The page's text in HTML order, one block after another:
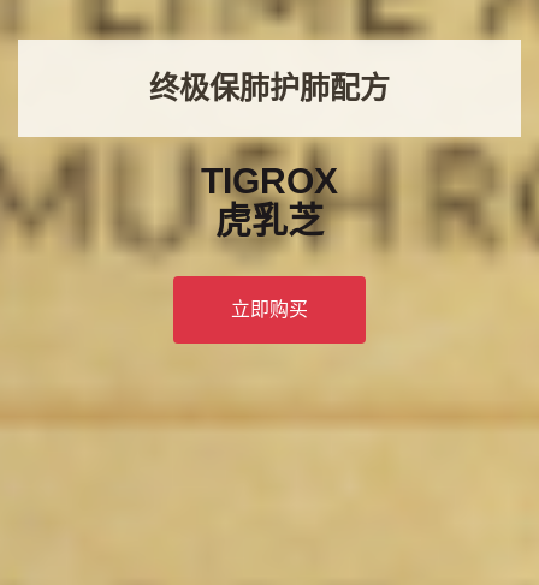
终极保肺护肺配方
TIGROX
虎乳芝
立即购买